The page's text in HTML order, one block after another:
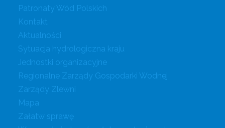
Patronaty Wód Polskich
Kontakt
Aktualności
Sytuacja hydrologiczna kraju
Jednostki organizacyjne
Regionalne Zarządy Gospodarki Wodnej
Zarządy Zlewni
Mapa
Załatw sprawę